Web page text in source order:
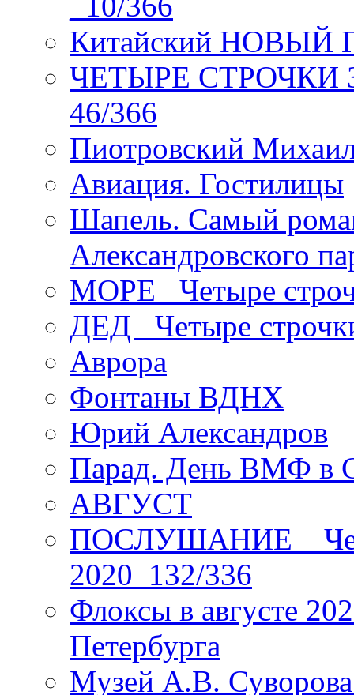
Китайский НОВЫЙ
ЧЕТЫРЕ СТРОЧКИ
46/366
Пиотровский
Авиация. Гостилицы
Шапель. Самый
Александровского
МОРЕ _Четыре
ДЕД _Четыре
Аврора
Фонтаны ВДНХ
Юрий Александров
Парад. День ВМФ в
АВГУСТ
ПОСЛУШАНИЕ _
2020_132/336
Флоксы в августе
Петербурга
Музей А.В.